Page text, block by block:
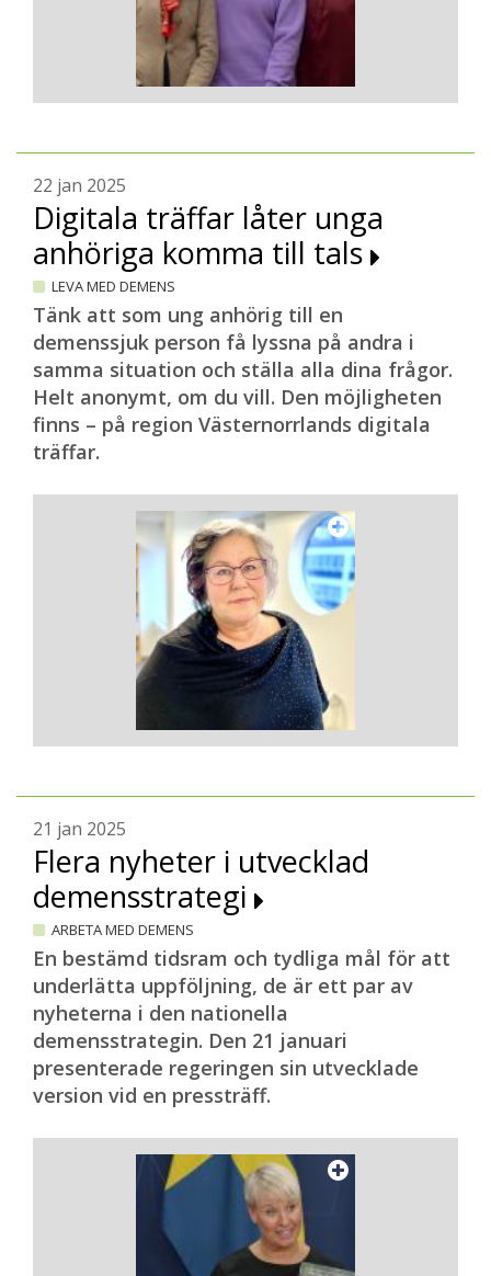
22 jan 2025
Digitala träffar låter unga
anhöriga komma till tals
LEVA MED DEMENS
Tänk att som ung anhörig till en
demenssjuk person få lyssna på andra i
samma situation och ställa alla dina frågor.
Helt anonymt, om du vill. Den möjligheten
finns – på region Västernorrlands digitala
träffar.
21 jan 2025
Flera nyheter i utvecklad
demensstrategi
ARBETA MED DEMENS
En bestämd tidsram och tydliga mål för att
underlätta uppföljning, de är ett par av
nyheterna i den nationella
demensstrategin. Den 21 januari
presenterade regeringen sin utvecklade
version vid en pressträff.